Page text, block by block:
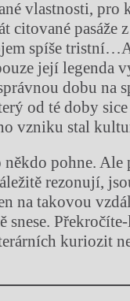
vlastnosti, pro
citované pasáže
spíše
její legenda
dobu na
od té doby
vzniku stal
někdo pohne. Ale
rezonují,
na takovou
snese.
kuriozit